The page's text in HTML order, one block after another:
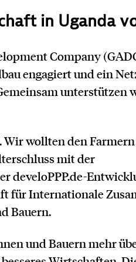
in Uganda
Company
engagiert und ein
unterstützen
Wir wollten den
mit der
develoPPP.de-
für Internationale
Bauern.
und Bauern mehr